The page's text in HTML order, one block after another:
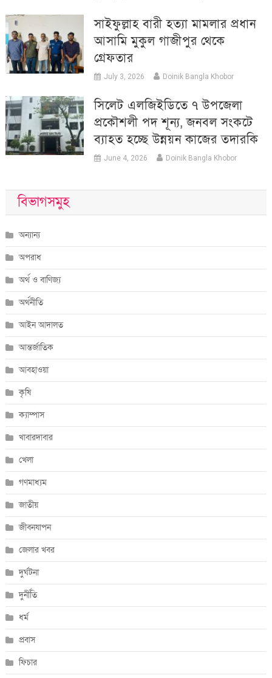
সাইফুল্লাহ বারী হত্যা মামলার প্রধান
আসামি মুকুল গাজীপুর থেকে
গ্রেফতার
July 3, 2026 Doinik Bangla Khobor
সিলেট এলজিইডিতে ৭ উপজেলা
প্রকৌশলী পদ শূন্য, জনবল সংকটে
ব্যাহত হচ্ছে উন্নয়ন কাজের তদারকি
June 4, 2026 Doinik Bangla Khobor
বিভাগসমুহ
অন্যান্য
অপরাধ
অর্থ ও বাণিজ্য
অর্থনীতি
আইন আদালত
আন্তর্জাতিক
আবহাওয়া
কৃষি
ক্যাম্পাস
খাবারদাবার
খেলা
গণমাধ্যম
জাতীয়
জীবনযাপন
জেলার খবর
দুর্ঘটনা
দুর্নীতি
ধর্ম
প্রবাস
ফিচার